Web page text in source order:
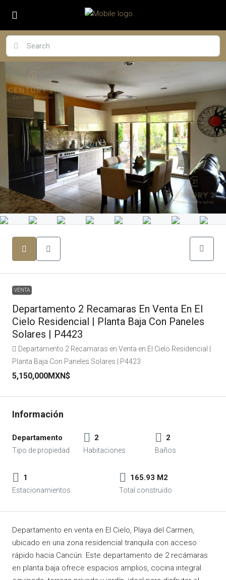
VENTA
Departamento 2 Recamaras En Venta En El
Cielo Residencial | Planta Baja Con Paneles
Solares | P4423
Departamento 2 Recamaras en Venta en El Cielo Residencial |
Planta Baja Con Paneles Solares | P4423
5,150,000MXN$
Departamento 2 2
1 165.93 M2
Departamento en venta en El Cielo, Playa del Carmen,
ubicado en una zona residencial tranquila con acceso
rápido hacia Cancún. Este departamento de 2 recámaras
en planta baja ofrece espacios amplios, cocina integral